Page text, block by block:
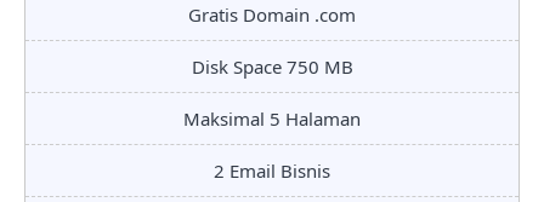
Gratis Domain .com
Disk Space 750 MB
Maksimal 5 Halaman
2 Email Bisnis